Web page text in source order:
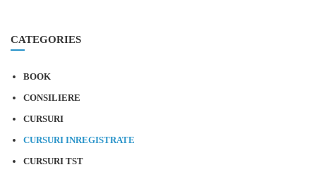
CATEGORIES
BOOK
CONSILIERE
CURSURI
CURSURI INREGISTRATE
CURSURI TST